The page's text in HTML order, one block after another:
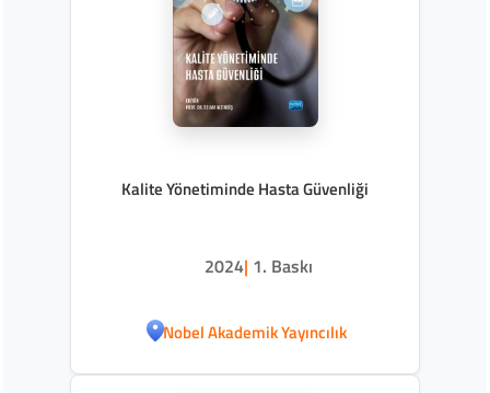
Kalite Yönetiminde Hasta Güvenliği
2024| 1. Baskı
Nobel Akademik Yayıncılık